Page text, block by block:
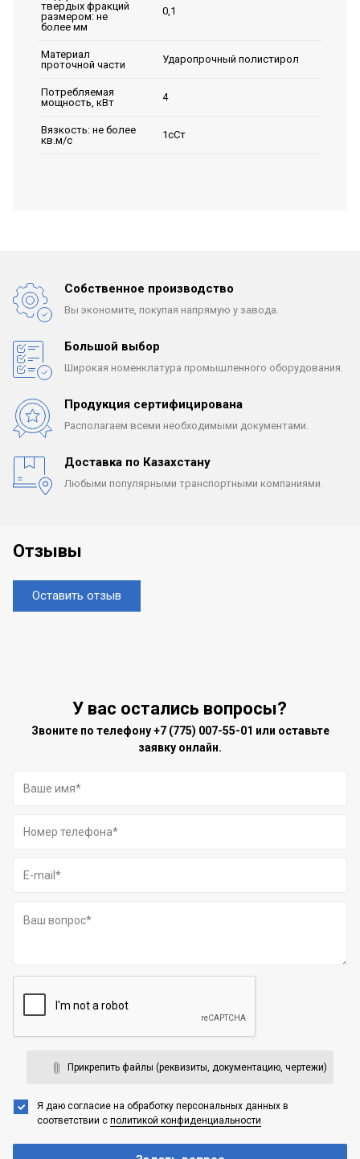
твердых фракций
размером: не
более мм
0,1
Материал
проточной части
Ударопрочный полистирол
Потребляемая
мощность, кВт
4
Вязкость: не более
кв.м/с
1сСт
Собственное производство
Вы экономите, покупая напрямую у завода.
Большой выбор
Широкая номенклатура промышленного оборудования.
Продукция сертифицирована
Располагаем всеми необходимыми документами.
Доставка по Казахстану
Любыми популярными транспортными компаниями.
Отзывы
Оставить отзыв
У вас остались вопросы?
Звоните по телефону+7 (775) 007-55-01 или оставьте
заявку онлайн.
Прикрепить файлы (реквизиты, документацию, чертежи)
Я даю согласие на обработку персональных данных в
соответствии с политикой конфиденциальности